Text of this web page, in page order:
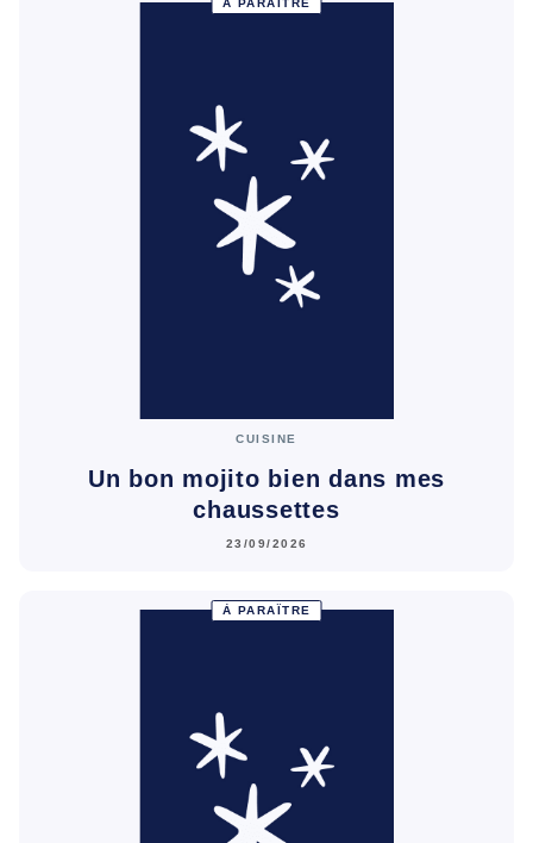
À PARAÎTRE
CUISINE
Un bon mojito bien dans mes
chaussettes
23/09/2026
À PARAÎTRE